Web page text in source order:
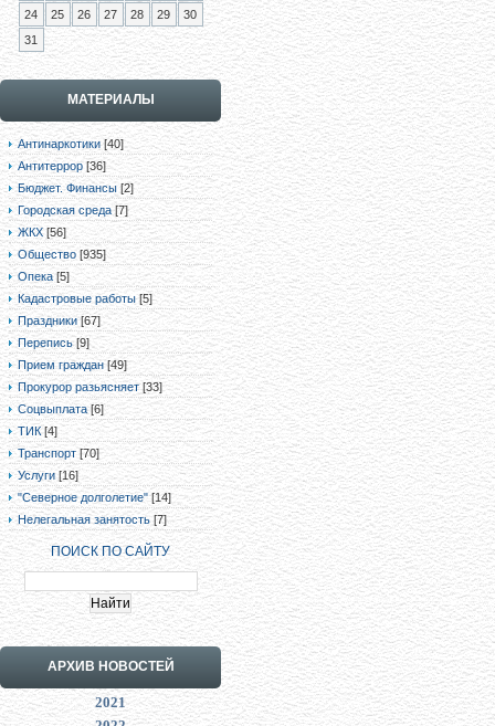
24
25 26 27 28 29
30
31
МАТЕРИАЛЫ
Антинаркотики [40]
Антитеррор [36]
Бюджет. Финансы [2]
Городская среда [7]
ЖКХ [56]
Общество [935]
Опека [5]
Кадастровые работы [5]
Праздники [67]
Перепись [9]
Прием граждан [49]
Прокурор разьясняет [33]
Соцвыплата [6]
ТИК [4]
Транспорт [70]
Услуги [16]
"Северное долголетие" [14]
Нелегальная занятость [7]
ПОИСК ПО САЙТУ
АРХИВ НОВОСТЕЙ
2021